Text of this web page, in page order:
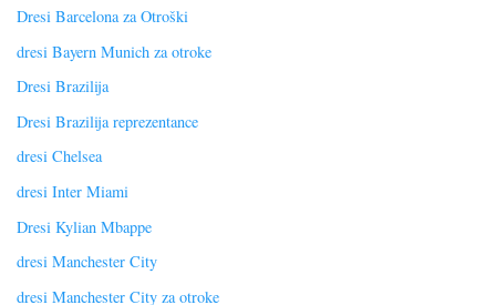
Dresi Barcelona za Otroški
dresi Bayern Munich za otroke
Dresi Brazilija
Dresi Brazilija reprezentance
dresi Chelsea
dresi Inter Miami
Dresi Kylian Mbappe
dresi Manchester City
dresi Manchester City za otroke